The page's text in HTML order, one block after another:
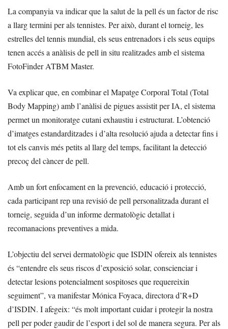
La companyia va indicar que la salut de la pell és un factor de risc
a llarg termini per als tennistes. Per això, durant el torneig, les
estrelles del tennis mundial, els seus entrenadors i els seus equips
tenen accés a anàlisis de pell in situ realitzades amb el sistema
FotoFinder ATBM Master.
Va explicar que, en combinar el Mapatge Corporal Total (Total
Body Mapping) amb l’anàlisi de pigues assistit per IA, el sistema
permet un monitoratge cutani exhaustiu i estructurat. L’obtenció
d’imatges estandarditzades i d’alta resolució ajuda a detectar fins i
tot els canvis més petits al llarg del temps, facilitant la detecció
precoç del càncer de pell.
Amb un fort enfocament en la prevenció, educació i protecció,
cada participant rep una revisió de pell personalitzada durant el
torneig, seguida d’un informe dermatològic detallat i
recomanacions preventives a mida.
L’objectiu del servei dermatològic que ISDIN ofereix als tennistes
és “entendre els seus riscos d’exposició solar, conscienciar i
detectar lesions potencialment sospitoses que requereixin
seguiment”, va manifestar Mónica Foyaca, directora d’R+D
d’ISDIN. I afegeix: “és molt important cuidar i protegir la nostra
pell per poder gaudir de l’esport i del sol de manera segura. Per als